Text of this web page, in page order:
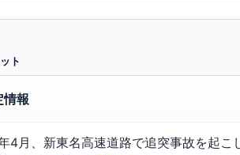
ト
情報
4月、新東名高速道路で追突事故を起こ